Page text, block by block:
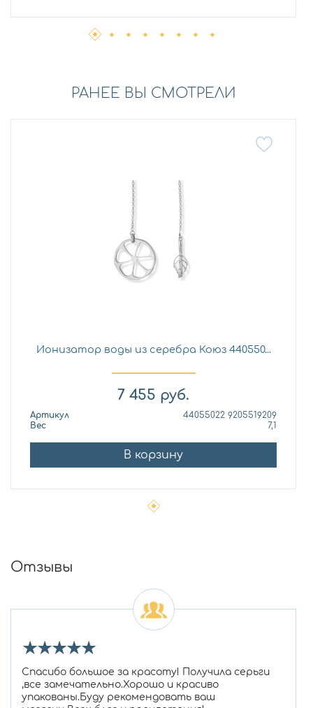
РАНЕЕ ВЫ СМОТРЕЛИ
Ионизатор воды из серебра Коюз 440550...
7 455 руб.
Артикул
44055022 9205519209
Вес
7,1
В корзину
Отзывы
★★★★★
Спасибо большое за красоту! Получила серьги
,все замечательно.Хорошо и красиво
упакованы.Буду рекомендовать ваш